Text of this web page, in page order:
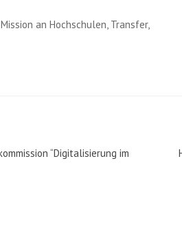
an Hochschulen, Transfer,
“Digitalisierung im